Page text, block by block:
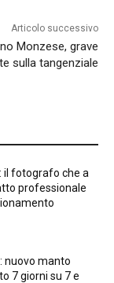
Articolo successivo
Monzese, grave
sulla tangenziale
il fotografo che a
professionale
nuovo manto
7 giorni su 7 e